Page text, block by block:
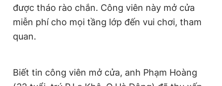
được tháo rào chắn. Công viên này mở cửa
miễn phí cho mọi tầng lớp đến vui chơi, tham
quan.
Biết tin công viên mở cửa, anh Phạm Hoàng